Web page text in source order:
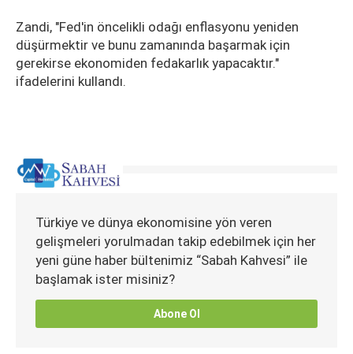
Zandi, "Fed'in öncelikli odağı enflasyonu yeniden
düşürmektir ve bunu zamanında başarmak için
gerekirse ekonomiden fedakarlık yapacaktır."
ifadelerini kullandı.
Türkiye ve dünya ekonomisine yön veren
gelişmeleri yorulmadan takip edebilmek için her
yeni güne haber bültenimiz “Sabah Kahvesi” ile
başlamak ister misiniz?
Abone Ol